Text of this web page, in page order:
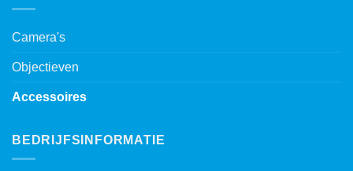
Camera's
Objectieven
Accessoires
BEDRIJFSINFORMATIE